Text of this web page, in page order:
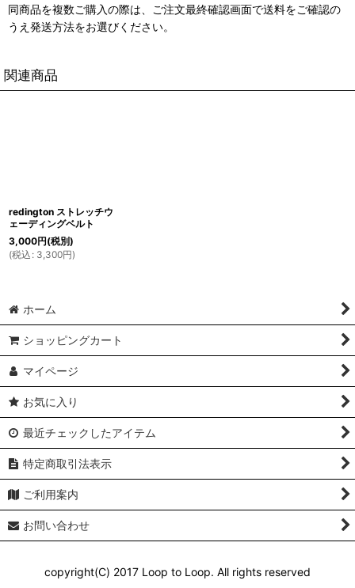
同商品を複数ご購入の際は、ご注文最終確認画面で送料をご確認の
うえ発送方法をお選びください。
関連商品
redington ストレッチウ
ェーディングベルト
3,000円(税別)
(税込 : 3,300円)
ホーム
ショッピングカート
マイページ
お気に入り
最近チェックしたアイテム
特定商取引法表示
ご利用案内
お問い合わせ
copyright(C) 2017 Loop to Loop. All rights reserved